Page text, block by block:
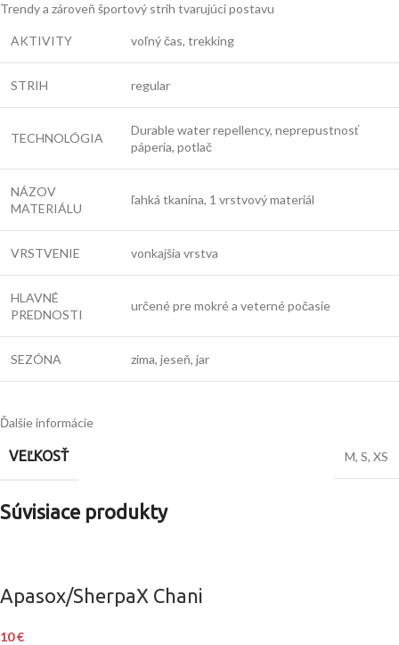
Trendy a zároveň športový strih tvarujúci postavu
AKTIVITY voľný čas, trekking
STRIH regular
TECHNOLÓGIA
Durable water repellency, neprepustnosť
páperia, potlač
NÁZOV
MATERIÁLU
ľahká tkanina, 1 vrstvový materiál
VRSTVENIE vonkajšia vrstva
HLAVNÉ
PREDNOSTI
určené pre mokré a veterné počasie
SEZÓNA zima, jeseň, jar
Ďalšie informácie
VEĽKOSŤ M, S, XS
Súvisiace produkty
Apasox/SherpaX Chani
10€